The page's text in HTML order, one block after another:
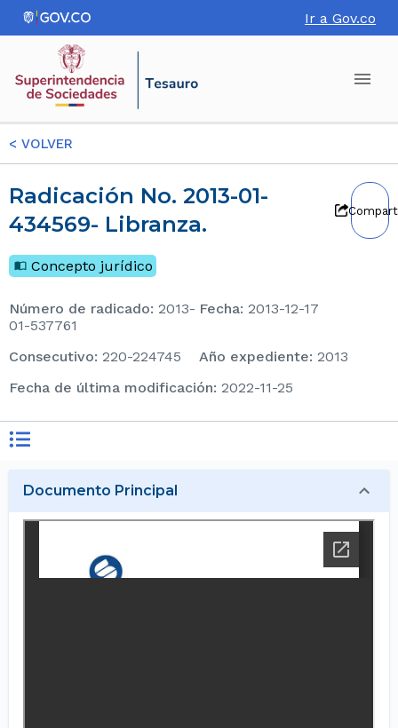
Ir a Gov.co
< VOLVER
Radicación No. 2013-01-
434569- Libranza.
Concepto jurídico
Número de radicado: 2013-
01-537761
Fecha: 2013-12-17
consecutivo: 220-224745 Año expediente: 2013
Fecha de última modificación: 2022-11-25
Documento Principal